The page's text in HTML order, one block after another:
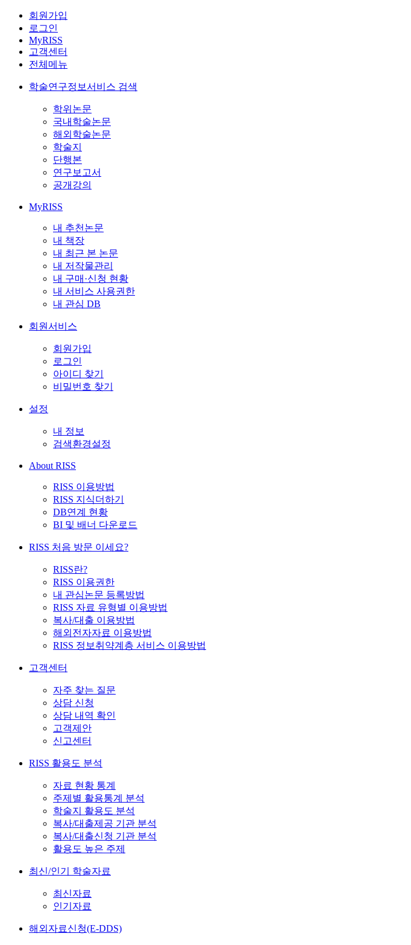
회원가입
로그인
MyRISS
고객센터
전체메뉴
학술연구정보서비스 검색
학위논문
국내학술논문
해외학술논문
학술지
단행본
연구보고서
공개강의
MyRISS
내 추천논문
내 책장
내 최근 본 논문
내 저작물관리
내 구매·신청 현황
내 서비스 사용권한
내 관심 DB
회원서비스
회원가입
로그인
아이디 찾기
비밀번호 찾기
설정
내 정보
검색환경설정
About RISS
RISS 이용방법
RISS 지식더하기
DB연계 현황
BI 및 배너 다운로드
RISS 처음 방문 이세요?
RISS란?
RISS 이용권한
내 관심논문 등록방법
RISS 자료 유형별 이용방법
복사/대출 이용방법
해외전자자료 이용방법
RISS 정보취약계층 서비스 이용방법
고객센터
자주 찾는 질문
상담 신청
상담 내역 확인
고객제안
신고센터
RISS 활용도 분석
자료 현황 통계
주제별 활용통계 분석
학술지 활용도 분석
복사/대출제공 기관 분석
복사/대출신청 기관 분석
활용도 높은 주제
최신/인기 학술자료
최신자료
인기자료
해외자료신청(E-DDS)